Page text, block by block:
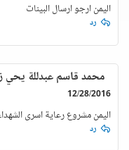
اليمن ارجو ارسال البينات
رد
محمد قاسم عبدللة يحي
12/28/2016
اليمن مشروع رعاية اسرى
رد